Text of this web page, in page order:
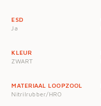
ESD
Ja
KLEUR
ZWART
MATERIAAL LOOPZOOL
Nitrilrubber/HRO